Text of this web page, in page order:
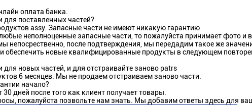
оплата банка.
для поставленных частей?
assy. Запасные части не имеют никакую гарантию
неполноценные запасные части, то пожалуйста принимает фото и
непосрественно, после подтверждения, мы передадим такое же
обеспечить новые квалифицированные продукты в следующем
для новых частей, и для отстраивайте заново patrs
6 месяцев. Мы не продаем отстраиваем заново части.
начало?
дней после того как клиент получает товары.
пожалуйста позвольте нам знать. Мы добавим ответы здесь для